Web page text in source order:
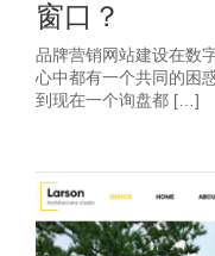
窗口？
品牌营销网站建设在数
心中都有一个共同的困
到现在一个询盘都 […]